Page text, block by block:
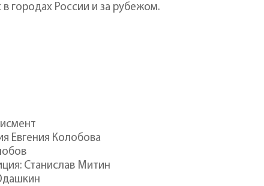
городах России и за рубежом.
Евгения Колобова
Станислав Митин